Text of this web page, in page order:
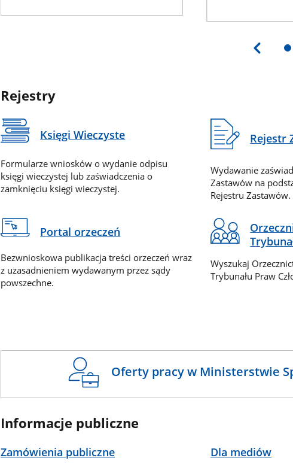
Rejestry
Księgi Wieczyste
Formularze wniosków o wydanie odpisu
księgi wieczystej lub zaświadczenia o
zamknięciu księgi wieczystej.
Rejestr
Wydawanie
Zastawów na
Rejestru Zastawów.
Portal orzeczeń
Bezwnioskowa publikacja treści orzeczeń wraz
z uzasadnieniem wydawanym przez sądy
powszechne.
Wyszukaj
Trybunału Praw
Oferty pracy w Ministerstwie
Informacje publiczne
Zamówienia publiczne Dla mediów